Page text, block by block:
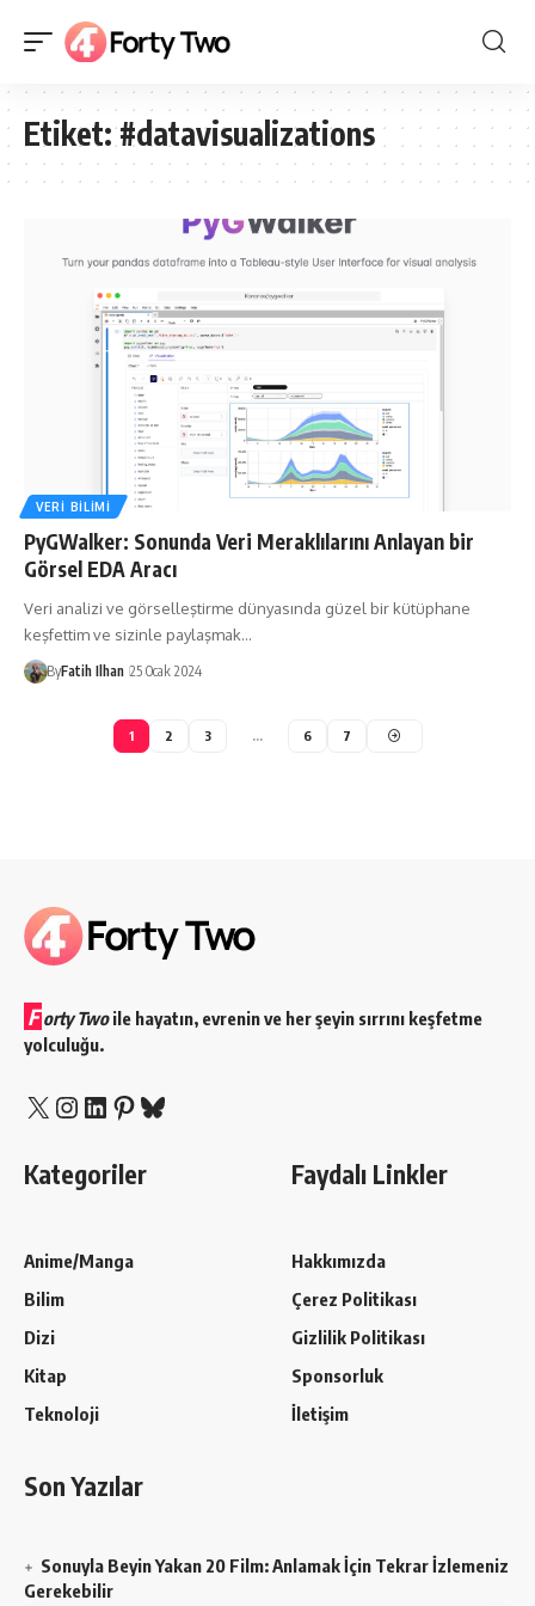
Etiket:#datavisualizations
VERI BILIMI
PyGWalker: Sonunda Veri Meraklılarını Anlayan bir
Görsel EDA Aracı
Veri analizi ve görselleştirme dünyasında güzel bir kütüphane
keşfettim ve sizinle paylaşmak…
ByFatih Ilhan 25 Ocak 2024
1 2 3 … 6 7
F orty Twoile hayatın, evrenin ve her şeyin sırrını keşfetme
yolculuğu.
X Instagram
LinkedIn
Pinterest
Bluesky
Kategoriler
Anime/Manga
Bilim
Dizi
Kitap
Teknoloji
Faydalı Linkler
Hakkımızda
Çerez Politikası
Gizlilik Politikası
Sponsorluk
İletişim
Son Yazılar
Sonuyla Beyin Yakan 20 Film: Anlamak İçin Tekrar İzlemeniz
Gerekebilir